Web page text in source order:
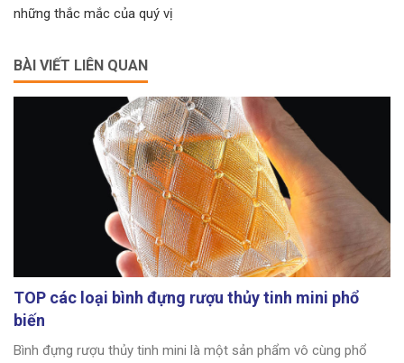
những thắc mắc của quý vị
BÀI VIẾT LIÊN QUAN
TOP các loại bình đựng rượu thủy tinh mini phổ
biến
Bình đựng rượu thủy tinh mini là một sản phẩm vô cùng phổ